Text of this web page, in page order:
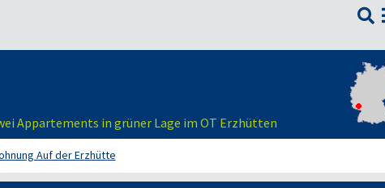

Appartements in grüner Lage im OT Erzhütten
Auf der Erzhütte